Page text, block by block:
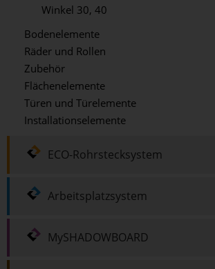
Winkel 30, 40
Bodenelemente
Räder und Rollen
Zubehör
Flächenelemente
Türen und Türelemente
Installationselemente
ECO-Rohrstecksystem
Arbeitsplatzsystem
MySHADOWBOARD